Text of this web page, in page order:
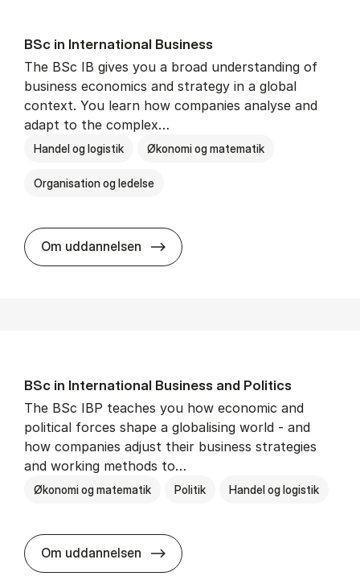
BSc in In­ter­na­tion­al Busi­ness
The BSc IB gives you a broad understanding of
business economics and strategy in a global
context. You learn how companies analyse and
adapt to the complex…
Handel og logistik Økonomi og matematik
Organisation og ledelse
Om uddannelsen BSc in In­ter­na­tion­al Busi­ness
BSc in In­ter­na­tion­al Busi­ness and Polit­ics
The BSc IBP teaches you how economic and
political forces shape a globalising world - and
how companies adjust their business strategies
and working methods to…
Økonomi og matematik Politik Handel og logistik
Om uddannelsen BSc in In­ter­na­tion­al Busi­ness